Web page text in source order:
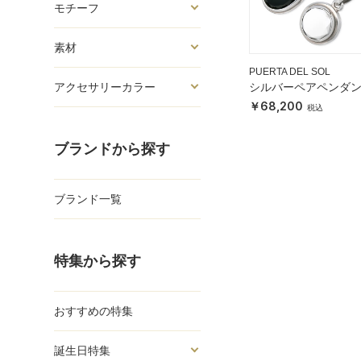
モチーフ
素材
アクセサリーカラー
ブランドから探す
ブランド一覧
特集から探す
おすすめの特集
誕生日特集
PUERTA DEL SOL
シルバーペアペンダ
トップ
68,200